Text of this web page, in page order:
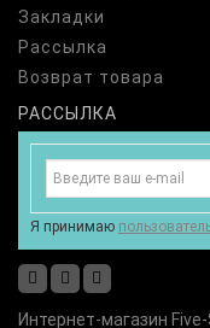
Закладки
Рассылка
Возврат товара
РАССЫЛКА
Я принимаю
Интернет-магазин